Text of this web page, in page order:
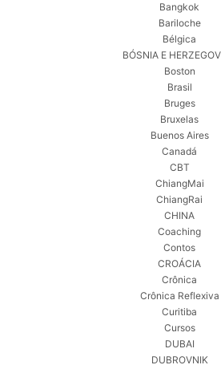
Bangkok
Bariloche
Bélgica
BÓSNIA E
Boston
Brasil
Bruges
Bruxelas
Buenos Aires
Canadá
CBT
ChiangMai
ChiangRai
CHINA
Coaching
Contos
CROÁCIA
Crônica
Crônica Reflexiva
Curitiba
Cursos
DUBAI
DUBROVNIK